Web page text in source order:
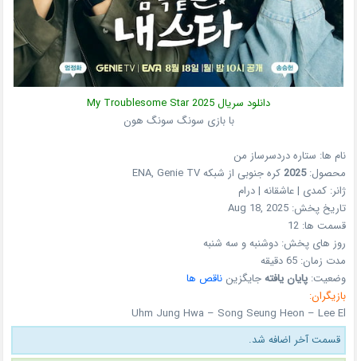
دانلود سریال My Troublesome Star2025
با بازی سونگ سونگ هون
نام ها: ستاره دردسرساز من
محصول:2025 کره جنوبی از شبکهENA, Genie TV
ژانر:کمدی | عاشقانه | درام
تاریخ پخش:Aug 18, 2025
قسمت ها:12
روز های پخش:دوشنبه و سه شنبه
مدت زمان: 65 دقیقه
وضعیت:پایان یافتهجایگزینناقص ها
بازیگران:
Uhm Jung Hwa – Song Seung Heon – Lee El
قسمت آخر اضافه شد.